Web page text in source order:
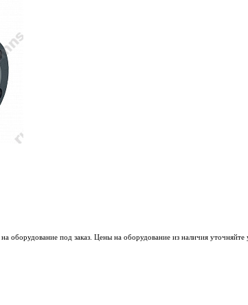
оборудование под заказ. Цены на оборудование из наличия уточняйте